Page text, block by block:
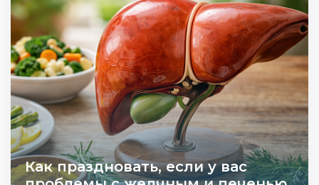
Как праздновать, если у вас